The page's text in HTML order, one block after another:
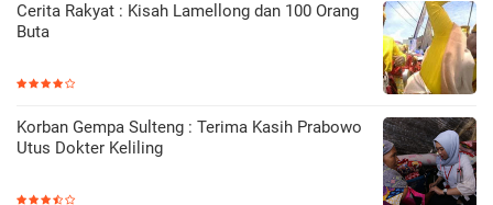
Cerita Rakyat : Kisah Lamellong dan 100 Orang
Buta
Korban Gempa Sulteng : Terima Kasih Prabowo
Utus Dokter Keliling